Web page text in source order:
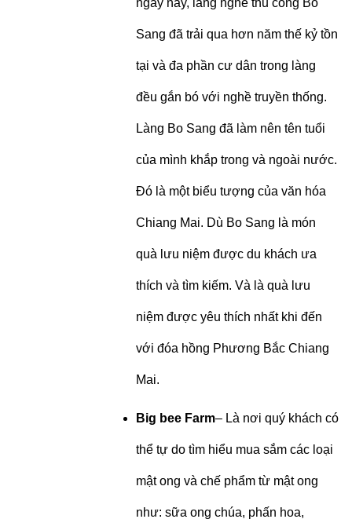
Sang đã trải qua hơn năm thế kỷ tồn
tại và đa phần cư dân trong làng
đều gắn bó với nghề truyền thống.
Làng Bo Sang đã làm nên tên tuổi
của mình khắp trong và ngoài nước.
Đó là một biểu tượng của văn hóa
Chiang Mai. Dù Bo Sang là món
quà lưu niệm được du khách ưa
thích và tìm kiếm. Và là quà lưu
niệm được yêu thích nhất khi đến
với đóa hồng Phương Bắc Chiang
Mai.
Big bee Farm– Là nơi quý khách có
thể tự do tìm hiểu mua sắm các loại
mật ong và chế phẩm từ mật ong
như: sữa ong chúa, phấn hoa,